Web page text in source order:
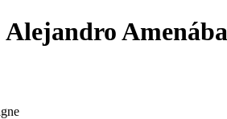
Alejandro